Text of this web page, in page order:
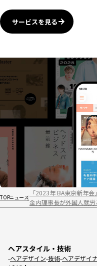
サービスを見る
TOPニュース
「2023年 BA東京新年会」
金内理事長が外国人就
ヘアスタイル・技術
ヘアデザイン 技術 ヘアデザイ